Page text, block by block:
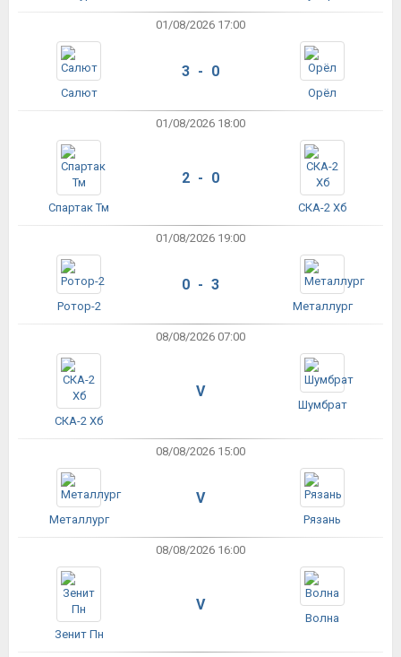
01/08/2026 17:00
Салют
3 - 0
Орёл
01/08/2026 18:00
Спартак Тм
2 - 0
СКА-2 Хб
01/08/2026 19:00
Ротор-2
0 - 3
Металлург
08/08/2026 07:00
СКА-2 Хб
V
Шумбрат
08/08/2026 15:00
Металлург
V
Рязань
08/08/2026 16:00
Зенит Пн
V
Волна